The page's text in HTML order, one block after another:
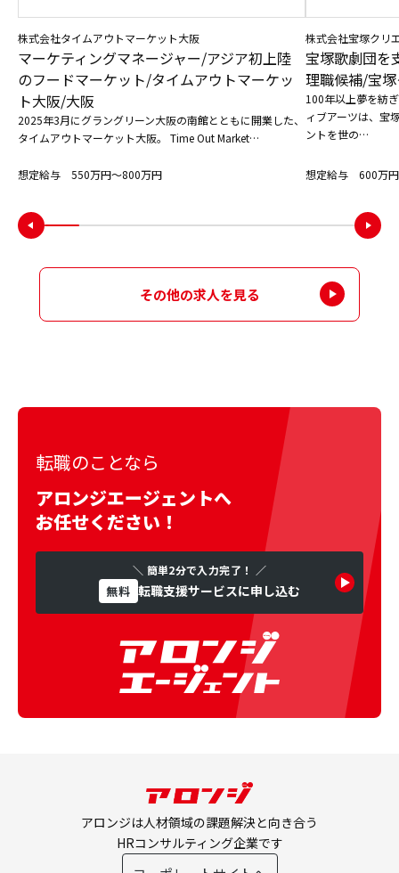
株式会社タイムアウトマーケット大阪
マーケティングマネージャー/アジア初上陸
のフードマーケット/タイムアウトマーケッ
ト大阪/大阪
2025年3月にグラングリーン大阪の南館とともに開業した、
タイムアウトマーケット大阪。 Time Out Market…
想定給与 550万円〜800万円
株式会社宝塚クリ
宝塚歌劇団を
理職候補/宝
100年以上夢を紡
ィブアーツは、宝
ントを世の…
想定給与 600万
その他の求人を見る
転職のことなら
アロンジエージェントへ
お任せください！
＼ 簡単2分で入力完了！ ／
無料 転職支援サービスに申し込む
アロンジは人材領域の課題解決と向き合う
HRコンサルティング企業です